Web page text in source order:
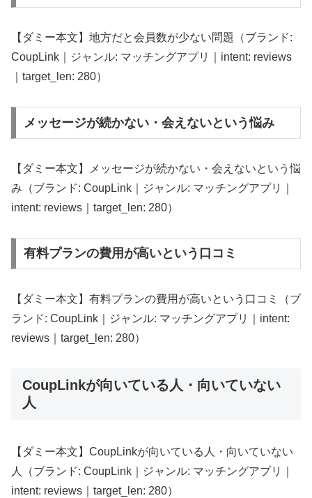
【ダミー本文】地方だと会員数が少ない問題（ブランド:
CoupLink｜ジャンル: マッチングアプリ｜intent: reviews
｜target_len: 280）
メッセージが続かない・会えないという悩み
【ダミー本文】メッセージが続かない・会えないという悩
み（ブランド: CoupLink｜ジャンル: マッチングアプリ｜
intent: reviews｜target_len: 280）
有料プランの費用が高いという口コミ
【ダミー本文】有料プランの費用が高いという口コミ（ブ
ランド: CoupLink｜ジャンル: マッチングアプリ｜intent:
reviews｜target_len: 280）
CoupLinkが向いている人・向いていない
人
【ダミー本文】CoupLinkが向いている人・向いていない
人（ブランド: CoupLink｜ジャンル: マッチングアプリ｜
intent: reviews｜target_len: 280）